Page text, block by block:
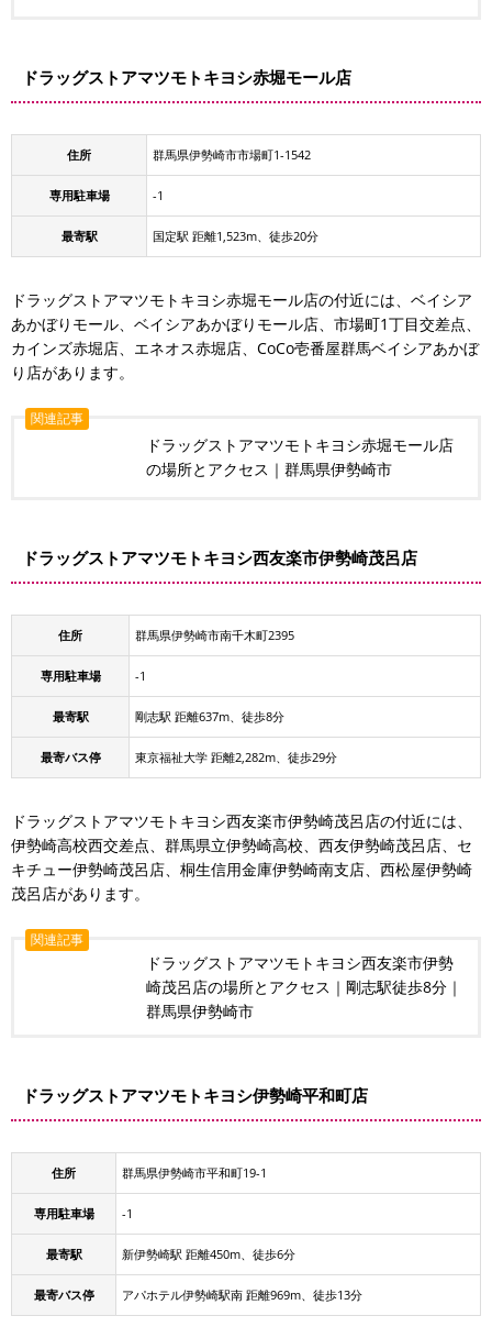
ドラッグストアマツモトキヨシ赤堀モール店
住所 群馬県伊勢崎市市場町1-1542
専用駐車場 -1
最寄駅 国定駅 距離1,523m、徒歩20分
ドラッグストアマツモトキヨシ赤堀モール店の付近には、ベイシア
あかぼりモール、ベイシアあかぼりモール店、市場町1丁目交差点、
カインズ赤堀店、エネオス赤堀店、CoCo壱番屋群馬ベイシアあかぼ
り店があります。
関連記事
ドラッグストアマツモトキヨシ赤堀モール店
の場所とアクセス｜群馬県伊勢崎市
ドラッグストアマツモトキヨシ西友楽市伊勢崎茂呂店
住所 群馬県伊勢崎市南千木町2395
専用駐車場 -1
最寄駅 剛志駅 距離637m、徒歩8分
最寄バス停 東京福祉大学 距離2,282m、徒歩29分
ドラッグストアマツモトキヨシ西友楽市伊勢崎茂呂店の付近には、
伊勢崎高校西交差点、群馬県立伊勢崎高校、西友伊勢崎茂呂店、セ
キチュー伊勢崎茂呂店、桐生信用金庫伊勢崎南支店、西松屋伊勢崎
茂呂店があります。
関連記事
ドラッグストアマツモトキヨシ西友楽市伊勢
崎茂呂店の場所とアクセス｜剛志駅徒歩8分｜
群馬県伊勢崎市
ドラッグストアマツモトキヨシ伊勢崎平和町店
住所 群馬県伊勢崎市平和町19-1
専用駐車場 -1
最寄駅 新伊勢崎駅 距離450m、徒歩6分
最寄バス停 アパホテル伊勢崎駅南 距離969m、徒歩13分